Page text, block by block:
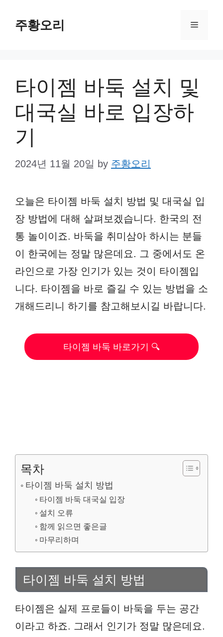
주황오리 Menu
타이젬 바둑 설치 및
대국실 바로 입장하
기
2024년 11월 20일 by 주황오리
오늘은 타이젬 바둑 설치 방법 및 대국실 입
장 방법에 대해 살펴보겠습니다. 한국의 전
통 놀이이죠. 바둑을 취미삼아 하시는 분들
이 한국에는 정말 많은데요. 그 중에서도 온
라인으로 가장 인기가 있는 것이 타이젬입
니다. 타이젬을 바로 즐길 수 있는 방법을 소
개해드리니 하기를 참고해보시길 바랍니다.
타이젬 바둑 바로가기 🔍
목차
타이젬 바둑 설치 방법
타이젬 바둑 대국실 입장
설치 오류
함께 읽으면 좋은글
마무리하며
타이젬 바둑 설치 방법
타이젬은 실제 프로들이 바둑을 두는 공간
이라고 하죠. 그래서 인기가 정말 많은데요.